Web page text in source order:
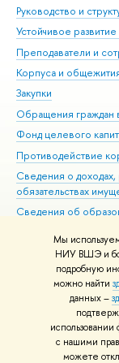
Мы
НИУ ВШЭ и
подробную
можно найти
данных –
с нашими
можете
Руководство и
Устойчивое
Преподаватели и
Корпуса и
Закупки
Обращения
Фонд целевого
Противодействие
Сведения о
обязательствах
Сведения об
Людям с
Единая платежная
Работа в Вышке
© НИУ ВШЭ
материалов
Шрифты HSE Sans и